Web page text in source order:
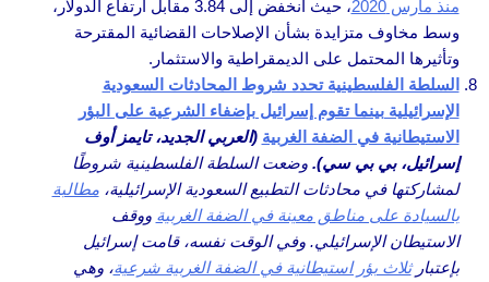
منذ مارس 2020
، حيث انخفض إلى 3.84 مقابل ارتفاع الدولار،
وسط مخاوف متزايدة بشأن الإصلاحات القضائية المقترحة
وتأثيرها المحتمل على الديمقراطية والاستثمار.
السلطة الفلسطينية تحدد شروط المحادثات السعودية
الإسرائيلية بينما تقوم إسرائيل بإضفاء الشرعية على البؤر
الاستيطانية في الضفة الغربية (العربي الجديد، تايمز أوف
إسرائيل، بي بي سي). وضعت السلطة الفلسطينية شروطًا
لمشاركتها في محادثات التطبيع السعودية الإسرائيلية،مطالبة
بالسيادة على مناطق معينة في الضفة الغربية ووقف
الاستيطان الإسرائيلي. وفي الوقت نفسه، قامت إسرائيل
بإعتبارثلاث بؤر استيطانية في الضفة الغربية شرعية، وهي